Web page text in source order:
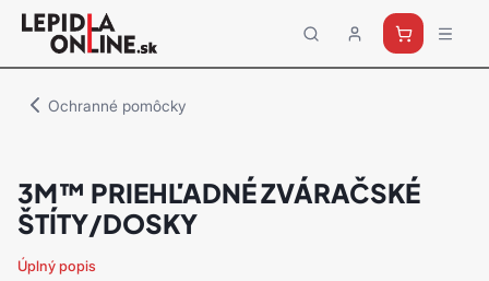
Priemyselné
lepidlá
Ochranné pomôcky
3M™ PRIEHĽADNÉ ZVÁRAČSKÉ
ŠTÍTY/DOSKY
Úplný popis